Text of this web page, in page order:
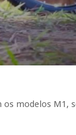
os modelos M1,